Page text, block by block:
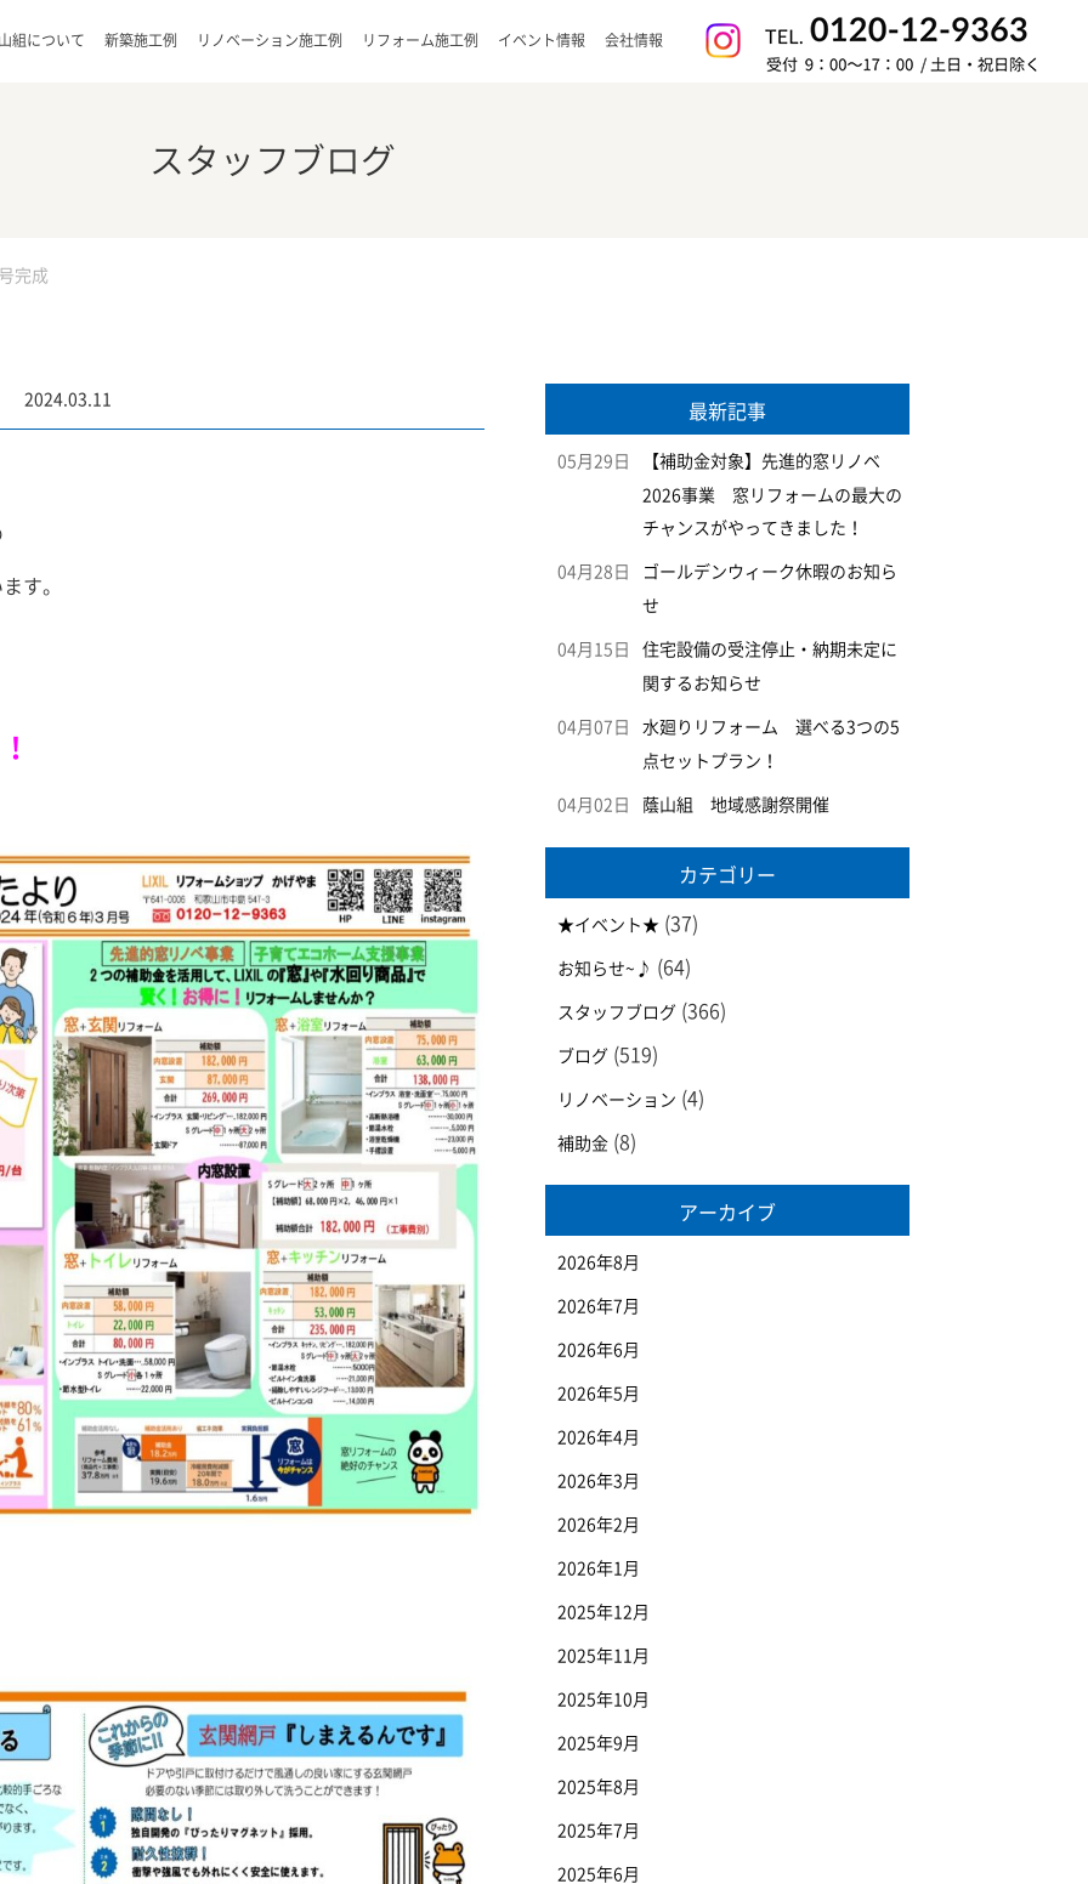
組について 新築施工例 リノベーション施工例 リフォーム施工例 イベント情報 会社情報
スタッフブログ
完成
2024.03.11
す。
最新記事
05月29日
【補助金対象】先進的窓リノベ
2026事業 窓リフォームの最大の
チャンスがやってきました！
04月28日
ゴールデンウィーク休暇のお知ら
せ
04月15日
住宅設備の受注停止・納期未定に
関するお知らせ
04月07日
水廻りリフォーム 選べる3つの5
点セットプラン！
04月02日 蔭山組 地域感謝祭開催
カテゴリー
★イベント★ (37)
お知らせ~♪ (64)
スタッフブログ (366)
ブログ (519)
リノベーション (4)
補助金 (8)
アーカイブ
2026年8月
2026年7月
2026年6月
2026年5月
2026年4月
2026年3月
2026年2月
2026年1月
2025年12月
2025年11月
2025年10月
2025年9月
2025年8月
2025年7月
2025年6月